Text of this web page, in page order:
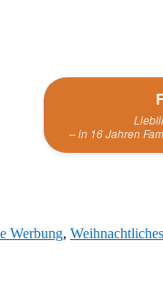
– in 16 Jahren
Werbung, Weihnachtliches